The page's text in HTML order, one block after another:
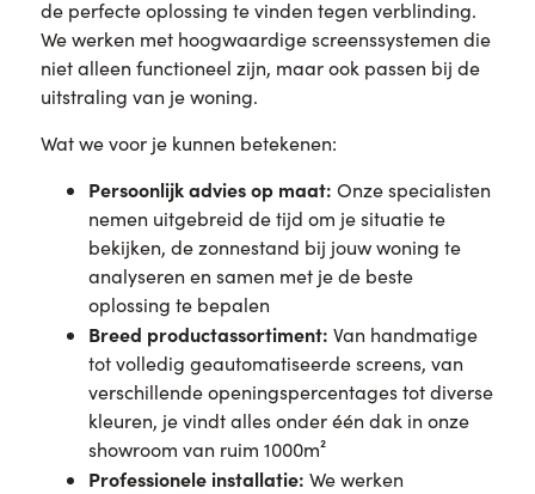
de perfecte oplossing te vinden tegen verblinding.
We werken met hoogwaardige screenssystemen die
niet alleen functioneel zijn, maar ook passen bij de
uitstraling van je woning.
Wat we voor je kunnen betekenen:
Persoonlijk advies op maat: Onze specialisten
nemen uitgebreid de tijd om je situatie te
bekijken, de zonnestand bij jouw woning te
analyseren en samen met je de beste
oplossing te bepalen
Breed productassortiment: Van handmatige
tot volledig geautomatiseerde screens, van
verschillende openingspercentages tot diverse
kleuren, je vindt alles onder één dak in onze
showroom van ruim 1000m²
Professionele installatie: We werken